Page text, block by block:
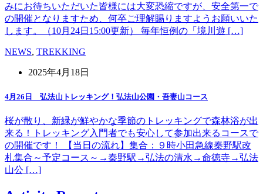
みにお待ちいただいた皆様には大変恐縮ですが、安全第一で
の開催となりますため、何卒ご理解賜りますようお願いいた
します。（10月24日15:00更新） 毎年恒例の「境川遊 […]
NEWS, TREKKING
2025年4月18日
4月26日 弘法山トレッキング！弘法山公園・吾妻山コース
桜が散り、新緑が鮮やかな季節のトレッキングで森林浴が出
来る！トレッキング入門者でも安心して参加出来るコースで
の開催です！ 【当日の流れ】集合：９時小田急線秦野駅改
札集合～予定コース～→秦野駅→弘法の清水→命徳寺→弘法
山公 […]